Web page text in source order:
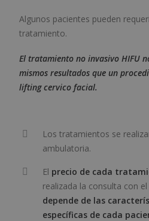
Algunos pacientes pueden
tratamiento.
El tratamiento no invasivo HIFU
mismos resultados que un
lifting cervico facial.
Los tratamientos se
ambulatoria.
El precio de cada
realizada la consulta con
depende de las
específicas de cada